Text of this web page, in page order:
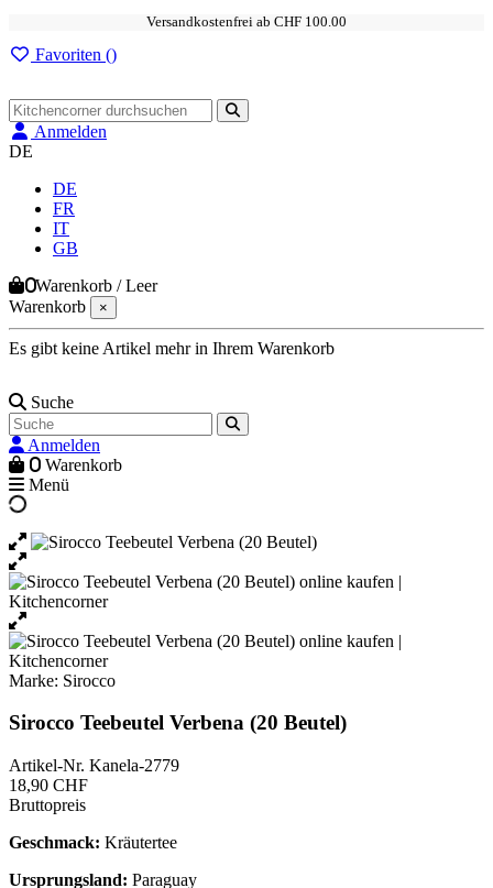
Versandkostenfrei ab CHF 100.00
Favoriten ()
Anmelden
DE
DE
FR
IT
GB
0Warenkorb /Leer
Warenkorb
×
Es gibt keine Artikel mehr in Ihrem Warenkorb
Suche
Anmelden
0 Warenkorb
Menü
Marke: Sirocco
Sirocco Teebeutel Verbena (20 Beutel)
Artikel-Nr. Kanela-2779
18,90 CHF
Bruttopreis
Geschmack: Kräutertee
Ursprungsland: Paraguay